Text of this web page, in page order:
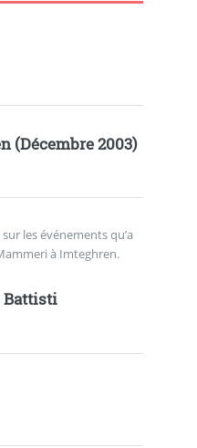
(Décembre 2003)
les événements qu’a
à Imteghren.
Battisti